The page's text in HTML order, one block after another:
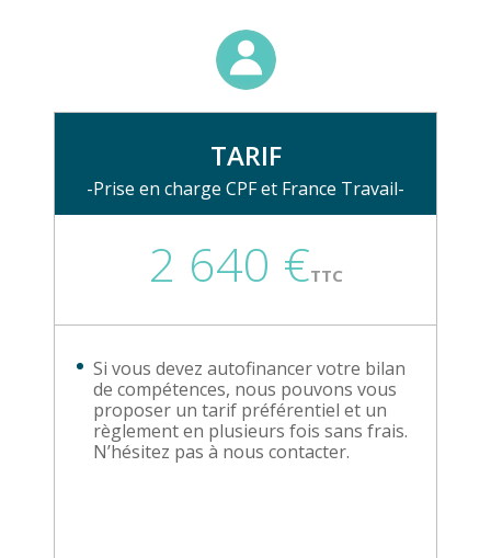
TARIF
-Prise en charge CPF et France Travail-
2 640 €TTC
Si vous devez autofinancer votre bilan
de compétences, nous pouvons vous
proposer un tarif préférentiel et un
règlement en plusieurs fois sans frais.
N’hésitez pas à nous contacter.